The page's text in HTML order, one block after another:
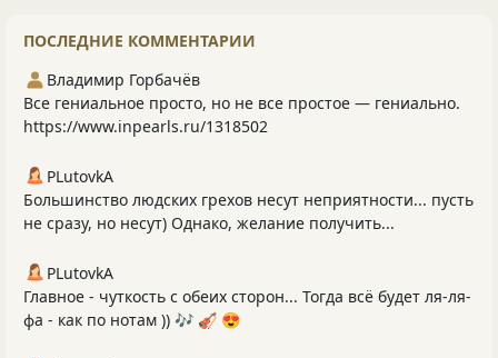
ПОСЛЕДНИЕ КОММЕНТАРИИ
Владимир Горбачёв
Все гениальное просто, но не все простое — гениально.
https://www.inpearls.ru/1318502
PLutоvkА
Большинство людских грехов несут неприятности... пусть
не сразу, но несут) Однако, желание получить...
PLutоvkА
Главное - чуткость с обеих сторон... Тогда всё будет ля-ля-
фа - как по нотам )) 🎶 🎻 😍